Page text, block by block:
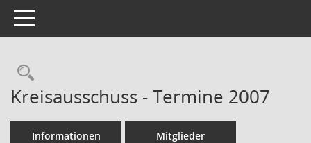
Toggle navigation
Rechercheauswahl
Kreisausschuss - Termine 2007
Informationen Mitglieder